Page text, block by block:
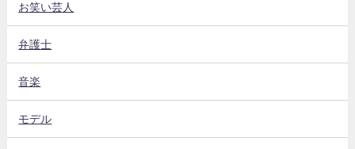
お笑い芸人
弁護士
音楽
モデル